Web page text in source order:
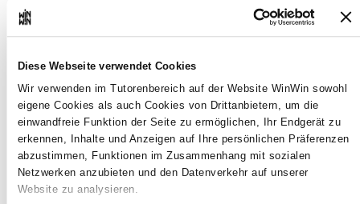
Diese Webseite verwendet Cookies
Wir verwenden im Tutorenbereich auf der Website WinWin sowohl
eigene Cookies als auch Cookies von Drittanbietern, um die
einwandfreie Funktion der Seite zu ermöglichen, Ihr Endgerät zu
erkennen, Inhalte und Anzeigen auf Ihre persönlichen Präferenzen
abzustimmen, Funktionen im Zusammenhang mit sozialen
Netzwerken anzubieten und den Datenverkehr auf unserer
Website zu analysieren.
Er / Sie beschreibt die allgemeinen und
betriebsspezifischen
Sicherheitsbestimmungen und
Vorkehrungen. Er / Sie ist in der Lage
einen ausgewählten Arbeitsplatz
sicherheitstechnisch zu bewerten Er / Sie
ist in der Lage einen ausgewählten